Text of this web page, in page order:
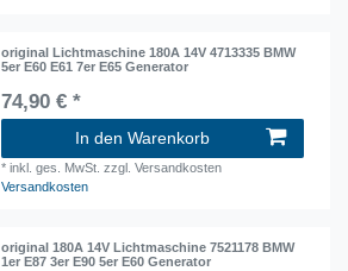
original Lichtmaschine 180A 14V 4713335 BMW
5er E60 E61 7er E65 Generator
74,90 € *
In den Warenkorb
*inkl. ges. MwSt. zzgl. Versandkosten
Versandkosten
original 180A 14V Lichtmaschine 7521178 BMW
1er E87 3er E90 5er E60 Generator